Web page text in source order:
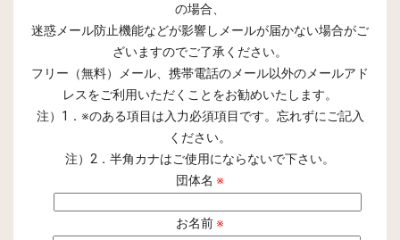
の場合、
迷惑メール防止機能などが影響しメールが届かない場合がご
ざいますのでご了承ください。
フリー（無料）メール、携帯電話のメール以外のメールアド
レスをご利用いただくことをお勧めいたします。
注）1．※のある項目は入力必須項目です。忘れずにご記入
ください。
注）2．半角カナはご使用にならないで下さい。
団体名 ※
お名前※